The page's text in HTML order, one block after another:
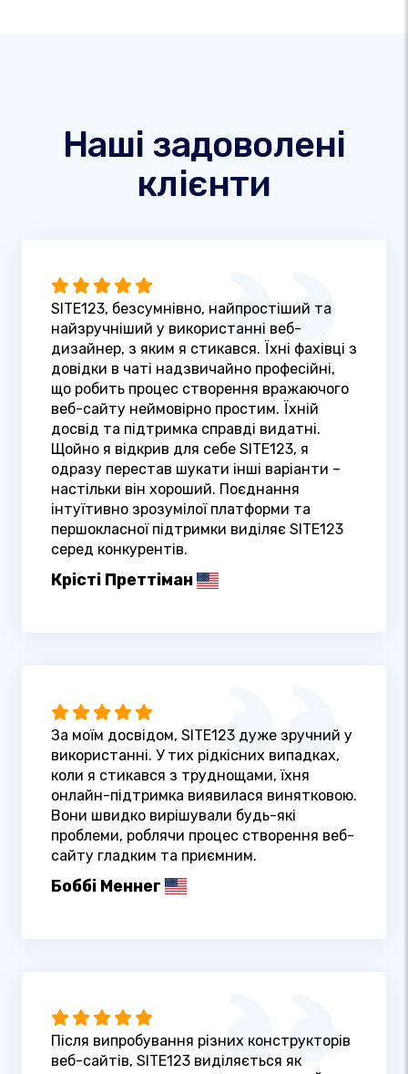
Наші задоволені
клієнти
SITE123, безсумнівно, найпростіший та
найзручніший у використанні веб-
дизайнер, з яким я стикався. Їхні фахівці з
довідки в чаті надзвичайно професійні,
що робить процес створення вражаючого
веб-сайту неймовірно простим. Їхній
досвід та підтримка справді видатні.
Щойно я відкрив для себе SITE123, я
одразу перестав шукати інші варіанти –
настільки він хороший. Поєднання
інтуїтивно зрозумілої платформи та
першокласної підтримки виділяє SITE123
серед конкурентів.
Крісті Преттіман
За моїм досвідом, SITE123 дуже зручний у
використанні. У тих рідкісних випадках,
коли я стикався з труднощами, їхня
онлайн-підтримка виявилася винятковою.
Вони швидко вирішували будь-які
проблеми, роблячи процес створення веб-
сайту гладким та приємним.
Боббі Меннег
Після випробування різних конструкторів
веб-сайтів, SITE123 виділяється як